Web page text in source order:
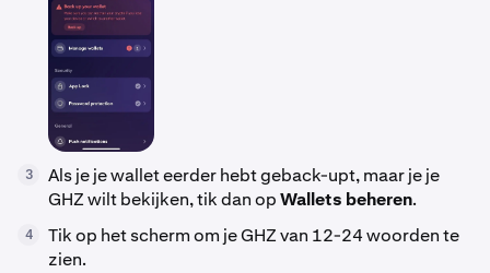
3
Als je je wallet eerder hebt geback-upt, maar je je
GHZ wilt bekijken, tik dan opWallets beheren.
4
Tik op het scherm om je GHZ van 12-24 woorden te
zien.